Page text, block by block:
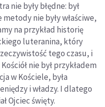
nie były błędne: był
nie były właściwe,
na przykład historię
luteranina, który
tego czasu, i
nie był przykładem
w Kościele, była
i władzy. I dlatego
Ojciec święty.